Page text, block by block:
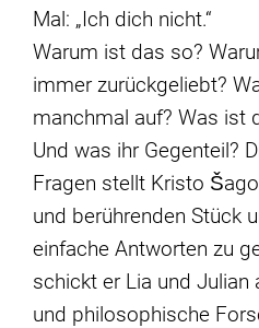
Mal: „Ich dich nicht.“
Warum ist das so?
immer zurückgeliebt?
manchmal auf? Was ist
Und was ihr Gegenteil?
Fragen stellt Kristo
und berührenden Stück
einfache Antworten zu
schickt er Lia und Julian
und philosophische